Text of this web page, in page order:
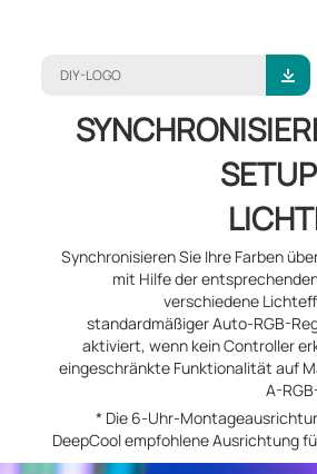
DIY-LOGO
Synchronisieren Sie Ihre Farben
mit Hilfe der
verschiedene
standardmäßiger Auto-RGB-
aktiviert, wenn kein Controller
eingeschränkte Funktionalität auf
A-
* Die 6-Uhr-
DeepCool empfohlene Ausrichtung